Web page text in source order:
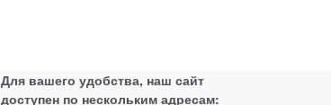
Для вашего удобства, наш сайт
доступен по нескольким адресам: